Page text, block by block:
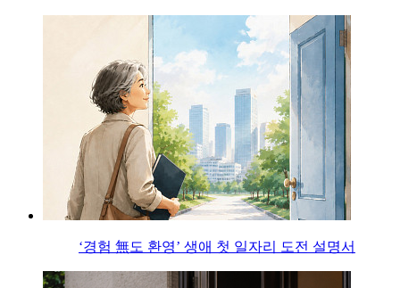
‘경험 無도 환영’ 생애 첫 일자리 도전 설명서